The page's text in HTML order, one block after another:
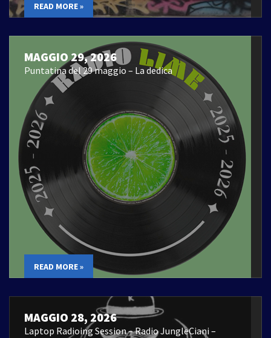
READ MORE »
MAGGIO 29, 2026
Puntatina del 29 maggio – La dedica
READ MORE »
MAGGIO 28, 2026
Laptop Radioing Session – Radio JungleCiani –